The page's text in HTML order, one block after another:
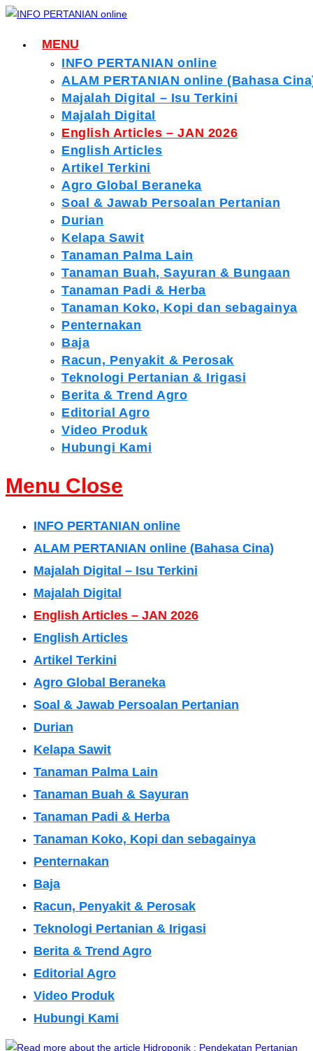
Skip
content
MENU
INFO PERTANIAN online
ALAM PERTANIAN online (Bahasa
Majalah Digital – Isu Terkini
Majalah Digital
English Articles – JAN 2026
English Articles
Artikel Terkini
Agro Global Beraneka
Soal & Jawab Persoalan Pertanian
Durian
Kelapa Sawit
Tanaman Palma Lain
Tanaman Buah, Sayuran & Bungaan
Tanaman Padi & Herba
Tanaman Koko, Kopi dan sebagainya
Penternakan
Baja
Racun, Penyakit & Perosak
Teknologi Pertanian & Irigasi
Berita & Trend Agro
Editorial Agro
Video Produk
Hubungi Kami
Menu Close
INFO PERTANIAN online
ALAM PERTANIAN online (Bahasa Cina)
Majalah Digital – Isu Terkini
Majalah Digital
English Articles – JAN 2026
English Articles
Artikel Terkini
Agro Global Beraneka
Soal & Jawab Persoalan Pertanian
Durian
Kelapa Sawit
Tanaman Palma Lain
Tanaman Buah & Sayuran
Tanaman Padi & Herba
Tanaman Koko, Kopi dan sebagainya
Penternakan
Baja
Racun, Penyakit & Perosak
Teknologi Pertanian & Irigasi
Berita & Trend Agro
Editorial Agro
Video Produk
Hubungi Kami